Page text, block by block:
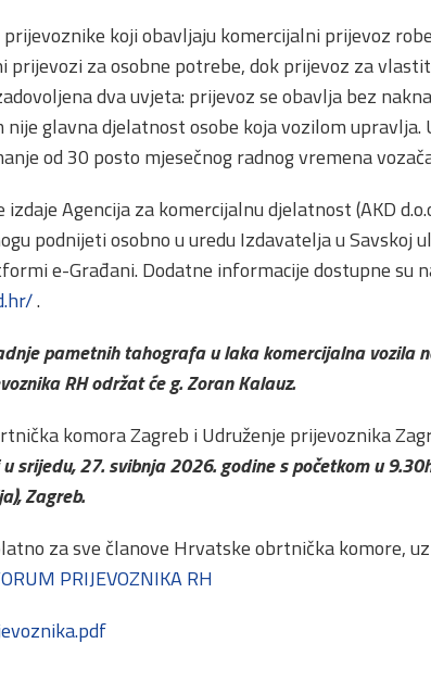
koji obavljaju komercijalni prijevoz
prijevozi za osobne potrebe, dok prijevoz za
dva uvjeta: prijevoz se obavlja bez
glavna djelatnost osobe koja vozilom upravlja.
od 30 posto mjesečnog radnog vremena
Agencija za komercijalnu djelatnost (AKD
podnijeti osobno u uredu Izdavatelja u Savskoj
e-Građani. Dodatne informacije dostupne su
.
pametnih tahografa u laka komercijalna vozila
RH održat će g. Zoran Kalauz.
komora Zagreb i Udruženje prijevoznika
srijedu, 27. svibnja 2026. godine s početkom u
Zagreb.
za sve članove Hrvatske obrtnička komore,
PRIJEVOZNIKA RH